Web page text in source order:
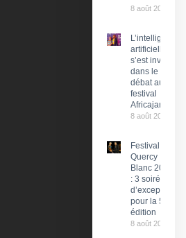
8 août 2026
L’intelligence
artificielle
s’est invitée
dans le
débat au
festival
Africajarc
8 août 2026
Festival du
Quercy
Blanc 2026
: 3 soirées
d’exception
pour la 58e
édition
8 août 2026